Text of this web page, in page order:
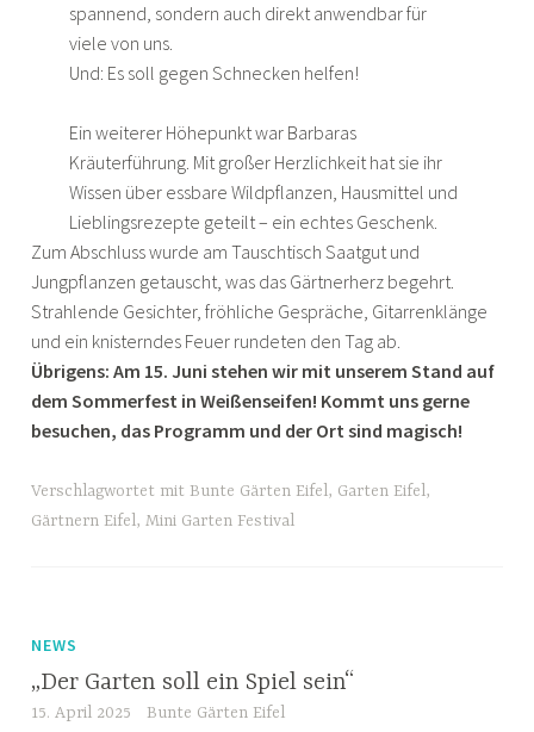
spannend, sondern auch direkt anwendbar für
viele von uns.
Und: Es soll gegen Schnecken helfen!
Ein weiterer Höhepunkt war Barbaras
Kräuterführung. Mit großer Herzlichkeit hat sie ihr
Wissen über essbare Wildpflanzen, Hausmittel und
Lieblingsrezepte geteilt – ein echtes Geschenk.
Zum Abschluss wurde am Tauschtisch Saatgut und
Jungpflanzen getauscht, was das Gärtnerherz begehrt.
Strahlende Gesichter, fröhliche Gespräche, Gitarrenklänge
und ein knisterndes Feuer rundeten den Tag ab.
Übrigens: Am 15. Juni stehen wir mit unserem Stand auf
dem Sommerfest in Weißenseifen! Kommt uns gerne
besuchen, das Programm und der Ort sind magisch!
Verschlagwortet mit Bunte Gärten Eifel, Garten Eifel,
Gärtnern Eifel,Mini Garten Festival
NEWS
„Der Garten soll ein Spiel sein“
15. April 2025 Bunte Gärten Eifel